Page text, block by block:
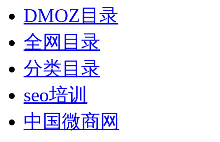
DMOZ目录
全网目录
分类目录
seo培训
中国微商网